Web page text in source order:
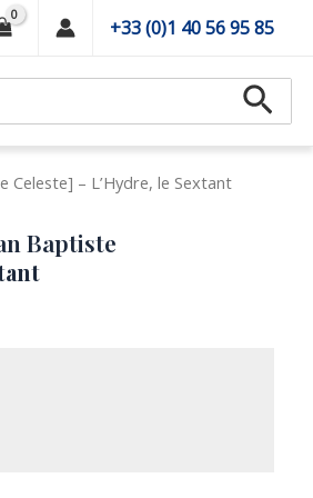
+33 (0)1 40 56 95 85
Celeste] – L’Hydre, le Sextant
Baptiste